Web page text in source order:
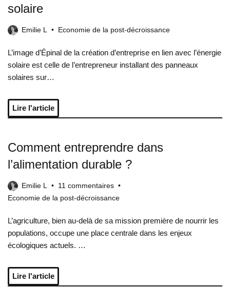
solaire
Emilie L Economie de la post-décroissance
L’image d’Épinal de la création d’entreprise en lien avec l’énergie
solaire est celle de l’entrepreneur installant des panneaux
solaires sur…
Lire l'article
Comment entreprendre dans
l’alimentation durable ?
Emilie L
11 commentaires
Economie de la post-décroissance
L’agriculture, bien au-delà de sa mission première de nourrir les
populations, occupe une place centrale dans les enjeux
écologiques actuels. …
Lire l'article